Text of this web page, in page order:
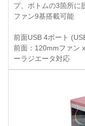
プ、ボトムの3箇所に
ファン9基搭載可能
前面USB 4ポート
前面：120mmファン
ーラジエータ対応